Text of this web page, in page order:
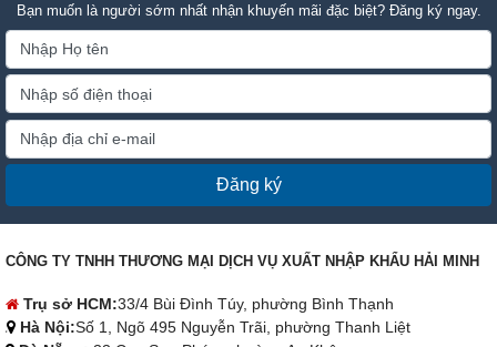
Bạn muốn là người sớm nhất nhận khuyến mãi đặc biệt? Đăng ký ngay.
Đăng ký
CÔNG TY TNHH THƯƠNG MẠI DỊCH VỤ XUẤT NHẬP KHẨU HẢI MINH
Trụ sở HCM:33/4 Bùi Đình Túy, phường Bình Thạnh
Hà Nội:Số 1, Ngõ 495 Nguyễn Trãi, phường Thanh Liệt